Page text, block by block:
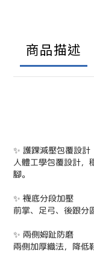
商品描述
✨ 護踝減壓包覆設計
人體工學包覆設計，
腳。
✨ 襪底分段加壓
前掌、足弓、後跟分
✨ 兩側姆趾防磨
兩側加厚織法，降低